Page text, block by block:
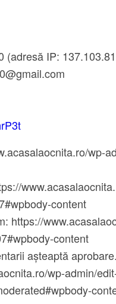
(adresă IP:
wp-
content
https://
content
așteaptă
wp-admin/